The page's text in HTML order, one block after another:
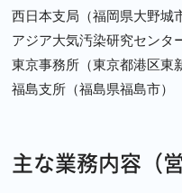
西日本支局（福岡県大野城
アジア大気汚染研究センタ
東京事務所（東京都港区東
福島支所（福島県福島市）
主な業務内容（